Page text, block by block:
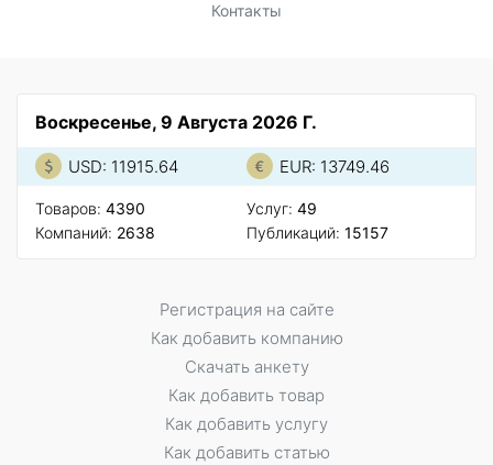
Контакты
Воскресенье, 9 Августа 2026 Г.
USD: 11915.64 EUR: 13749.46
Товаров: 4390
Компаний: 2638
Услуг: 49
Публикаций: 15157
Регистрация на сайте
Как добавить компанию
Скачать анкету
Как добавить товар
Как добавить услугу
Как добавить статью